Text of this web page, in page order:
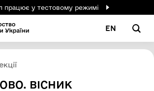
працює у тестовому режимі
EN
ВІСНИК